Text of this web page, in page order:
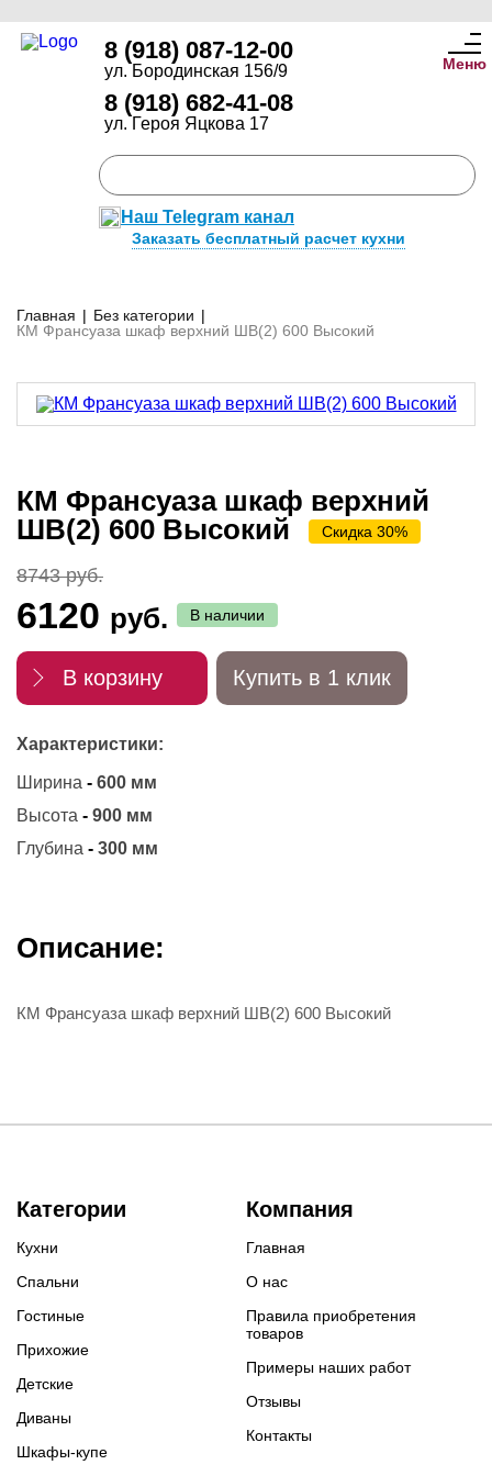
8 (918) 087-12-00
ул. Бородинская 156/9
8 (918) 682-41-08
ул. Героя Яцкова 17
Наш Telegram канал
Заказать бесплатный расчет кухни
Меню
Главная | Без категории |
КМ Франсуаза шкаф верхний ШВ(2) 600 Высокий
КМ Франсуаза шкаф верхний
ШВ(2) 600 Высокий
Скидка 30%
8743 руб.
6120 руб. В наличии
В корзину Купить в 1 клик
Характеристики:
Ширина - 600 мм
Высота - 900 мм
Глубина - 300 мм
Описание:
КМ Франсуаза шкаф верхний ШВ(2) 600 Высокий
Категории
Кухни
Спальни
Гостиные
Прихожие
Детские
Диваны
Шкафы-купе
Компания
Главная
О нас
Правила приобретения
товаров
Примеры наших работ
Отзывы
Контакты